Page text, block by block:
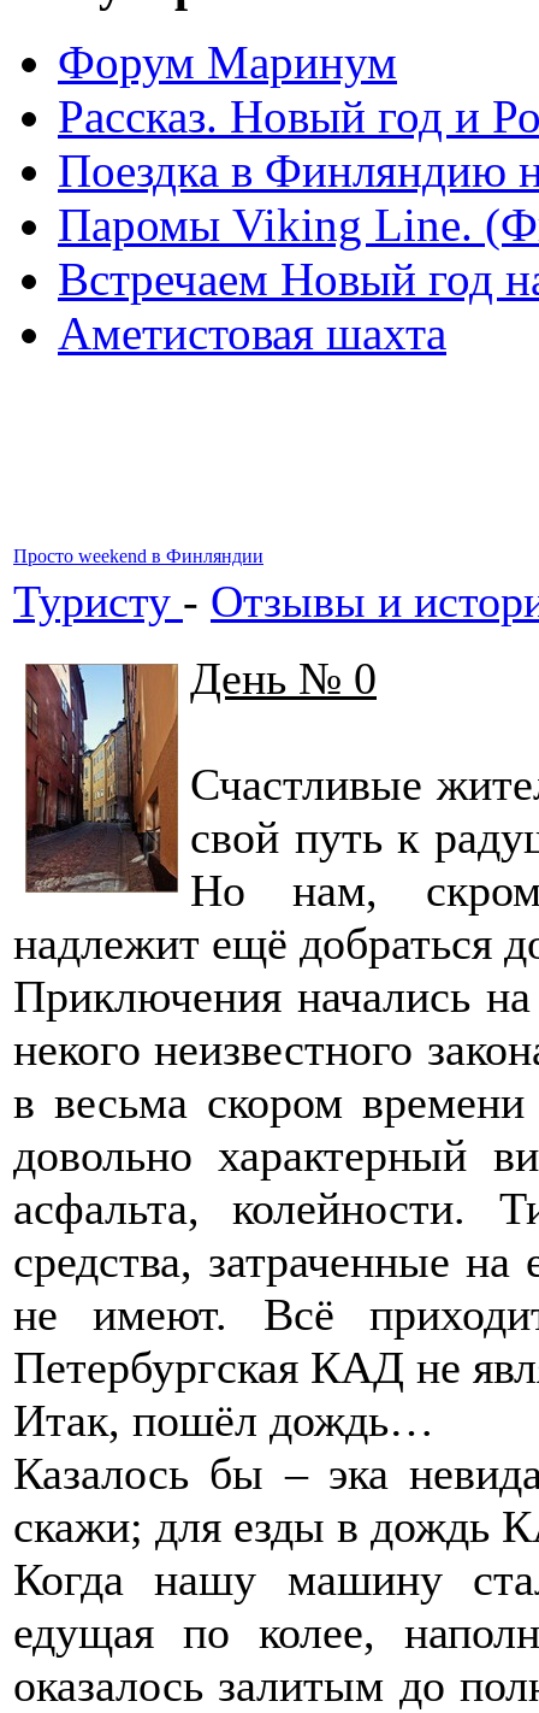
Форум Маринум
Рассказ. Новый год и
Поездка в Финляндию
Паромы Viking Line.
Встречаем Новый год
Аметистовая шахта
Просто weekend в Финляндии
Туристу - Отзывы и
День № 0
Счастливые
свой путь к
Но нам,
надлежит ещё добраться
Приключения начались
некого неизвестного
в весьма скором
довольно характерный
асфальта, колейности.
средства, затраченные на
не имеют. Всё
Петербургская КАД не
Итак, пошёл дождь…
Казалось бы – эка
скажи; для езды в дождь
Когда нашу машину
едущая по колее,
оказалось залитым до